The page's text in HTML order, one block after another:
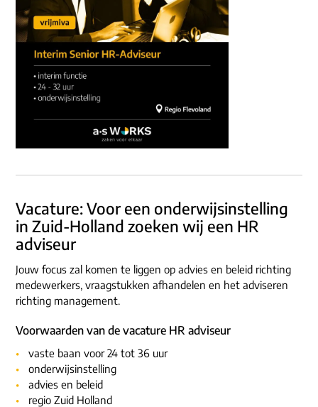
Vacature: Voor een onderwijsinstelling
in Zuid-Holland zoeken wij een HR
adviseur
Jouw focus zal komen te liggen op advies en beleid richting
medewerkers, vraagstukken afhandelen en het adviseren
richting management.
Voorwaarden van de vacature HR adviseur
vaste baan voor 24 tot 36 uur
onderwijsinstelling
advies en beleid
regio Zuid Holland